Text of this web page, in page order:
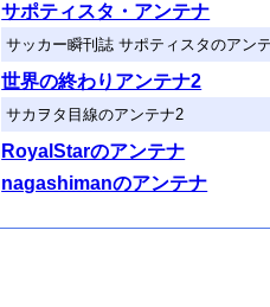
サポティスタ・アンテナ
サッカー瞬刊誌 サポティスタのアンテ
世界の終わりアンテナ2
サカヲタ目線のアンテナ2
RoyalStarのアンテナ
nagashimanのアンテナ